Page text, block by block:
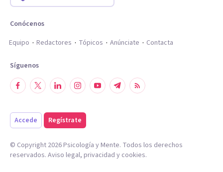
Conócenos
Equipo
Redactores Tópicos Anúnciate Contacta
Síguenos
Accede Regístrate
© Copyright 2026Psicología y Mente. Todos los derechos
reservados. Aviso legal, privacidad y cookies.